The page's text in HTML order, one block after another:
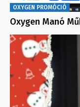
OXYGEN PROMÓCIÓ
Oxygen Manó